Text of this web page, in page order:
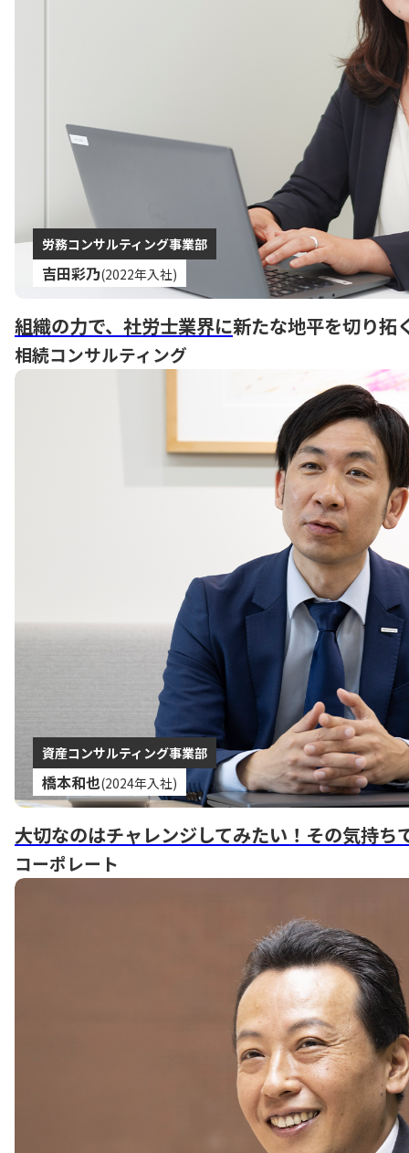
労務コンサルティング事業部
吉田彩乃(2022年入社)
組織の力で、社労士業界に新たな地平を切り拓
相続コンサルティング
資産コンサルティング事業部
橋本和也(2024年入社)
大切なのはチャレンジしてみたい！その気持ち
コーポレート